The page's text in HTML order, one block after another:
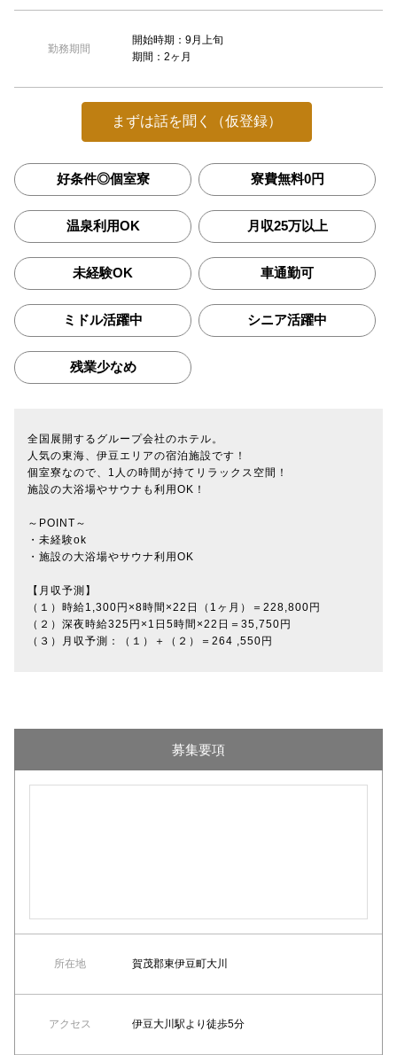
勤務期間
開始時期：9月上旬
期間：2ヶ月
まずは話を聞く（仮登録）
好条件◎個室寮 寮費無料0円
温泉利用OK 月収25万以上
未経験OK 車通勤可
ミドル活躍中 シニア活躍中
残業少なめ
全国展開するグループ会社のホテル。
人気の東海、伊豆エリアの宿泊施設です！
個室寮なので、1人の時間が持てリラックス空間！
施設の大浴場やサウナも利用OK！
～POINT～
・未経験ok
・施設の大浴場やサウナ利用OK
【月収予測】
（１）時給1,300円×8時間×22日（1ヶ月）＝228,800円
（２）深夜時給325円×1日5時間×22日＝35,750円
（３）月収予測：（１）＋（２）＝264 ,550円
募集要項
所在地 賀茂郡東伊豆町大川
アクセス 伊豆大川駅より徒歩5分